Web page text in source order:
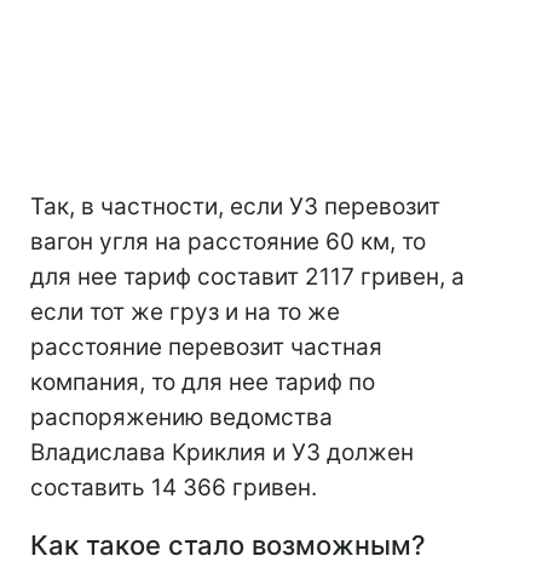
Так, в частности, если УЗ перевозит
вагон угля на расстояние 60 км, то
для нее тариф составит 2117 гривен, а
если тот же груз и на то же
расстояние перевозит частная
компания, то для нее тариф по
распоряжению ведомства
Владислава Криклия и УЗ должен
составить 14 366 гривен.
Как такое стало возможным?